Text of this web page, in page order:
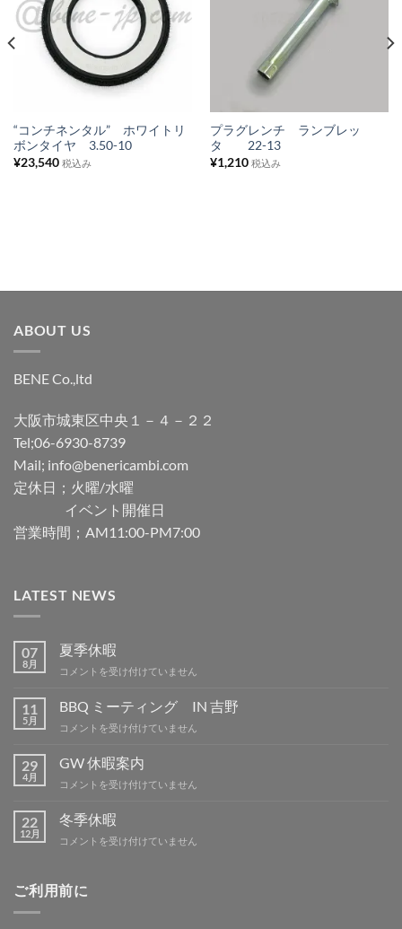
気
入
ス
“コンチネンタル” ホワイトリ
ボンタイヤ 3.50-10
¥23,540 税込み
プラグレンチ ランブレッ
タ 22-13
¥1,210 税込み
ABOUT US
BENE Co.,ltd
大阪市城東区中央１－４－２２
Tel;06-6930-8739
Mail; info@benericambi.com
定休日；火曜/水曜
イベント開催日
営業時間；AM11:00-PM7:00
LATEST NEWS
07
8月
夏季休暇
夏
休
は
コメントを受け付けていません
11
5月
BBQ ミーティング IN 吉野
BBQ
ー
ィ
グ
吉
コメントを受け付けていません
29
4月
GW 休暇案内
GW
暇
案
内
コメントを受け付けていません
22
12月
冬季休暇
冬
暇
は
コメントを受け付けていません
ご利用前に